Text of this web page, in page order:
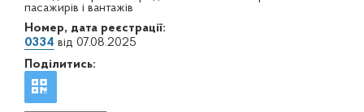
пасажирів і вантажів
Номер, дата реєстрації:
0334 від 07.08.2025
Поділитись: